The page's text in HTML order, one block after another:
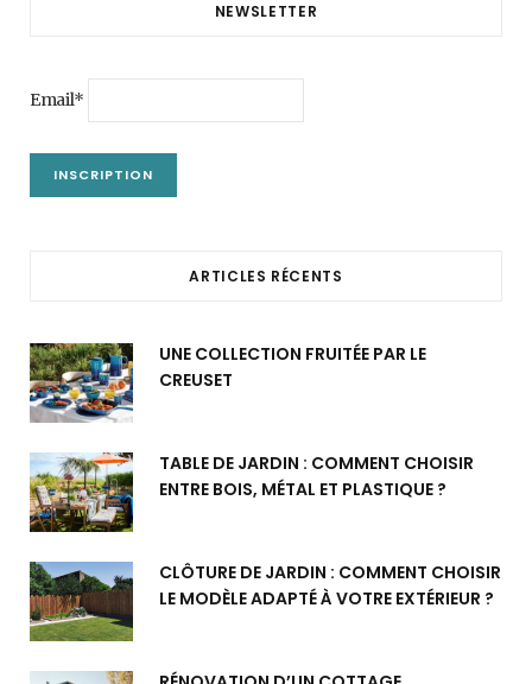
NEWSLETTER
Email*
ARTICLES RÉCENTS
UNE COLLECTION FRUITÉE PAR LE
CREUSET
TABLE DE JARDIN : COMMENT CHOISIR
ENTRE BOIS, MÉTAL ET PLASTIQUE ?
CLÔTURE DE JARDIN : COMMENT CHOISIR
LE MODÈLE ADAPTÉ À VOTRE EXTÉRIEUR ?